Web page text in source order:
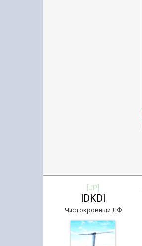
[JP]
lDKDl
Чистокровный ЛФ